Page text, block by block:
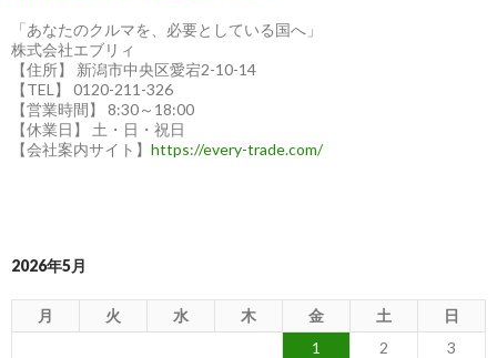
「あなたのクルマを、必要としている国へ」
株式会社エブリィ
【住所】 新潟市中央区愛宕2-10-14
【TEL】 0120-211-326
【営業時間】 8:30～18:00
【休業日】 土・日・祝日
【会社案内サイト】 https://every-trade.com/
2026年5月
月 火 水 木 金 土
日
1
2
3